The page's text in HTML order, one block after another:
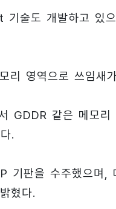
술도 개발하고 있
리 영역으로 쓰임새
GDDR 같은 메모
.
기판을 수주했으며
혔다.